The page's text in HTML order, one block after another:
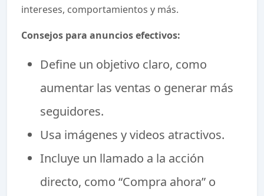
intereses, comportamientos y más.
Consejos para anuncios efectivos:
Define un objetivo claro, como
aumentar las ventas o generar más
seguidores.
Usa imágenes y videos atractivos.
Incluye un llamado a la acción
directo, como “Compra ahora” o